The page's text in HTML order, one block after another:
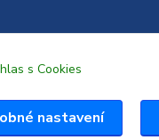
s Cookies
nastavení